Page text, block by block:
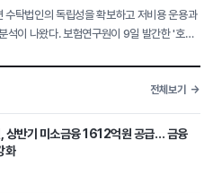
탁법인의 독립성을 확보하고 저비용 운용과
이 나왔다. 보험연구원이 9일 발간한 '호주·
전체보기
상반기 미소금융 1612억원 공급… 금융
화